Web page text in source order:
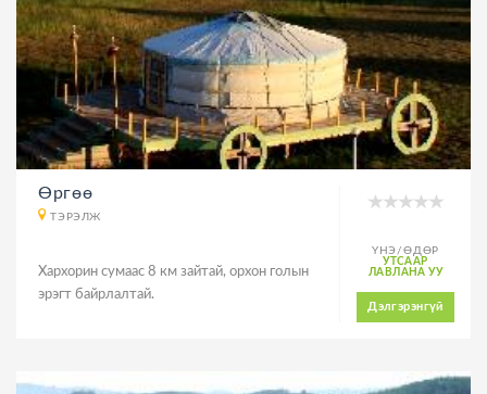
Өргөө
ТЭРЭЛЖ
Хархорин сумаас 8 км зайтай, орхон голын
эрэгт байрлалтай.
ҮНЭ/ӨДӨР
УТСААР
ЛАВЛАНА УУ
Дэлгэрэнгүй